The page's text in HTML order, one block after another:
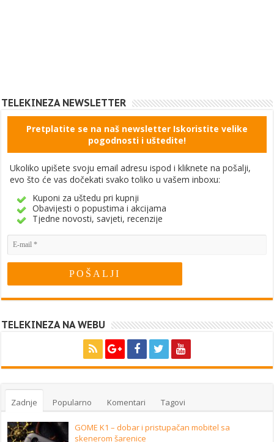
TELEKINEZA NEWSLETTER
Pretplatite se na naš newsletter Iskoristite velike
pogodnosti i uštedite!
Ukoliko upišete svoju email adresu ispod i kliknete na pošalji,
evo što će vas dočekati svako toliko u vašem inboxu:
Kuponi za uštedu pri kupnji
Obavijesti o popustima i akcijama
Tjedne novosti, savjeti, recenzije
TELEKINEZA NA WEBU
Zadnje Popularno Komentari Tagovi
GOME K1 – dobar i pristupačan mobitel sa
skenerom šarenice